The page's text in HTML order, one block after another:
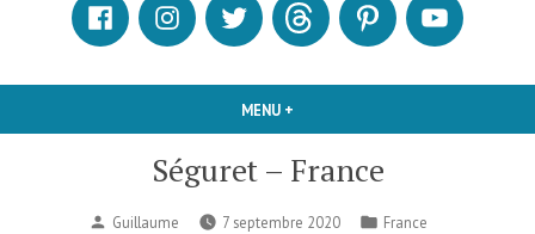
MENU +
FacebookInstagram
X ThreadsPinterestYoutube
Séguret – France
Publié
Guillaume 7 septembre 2020
Publié
France